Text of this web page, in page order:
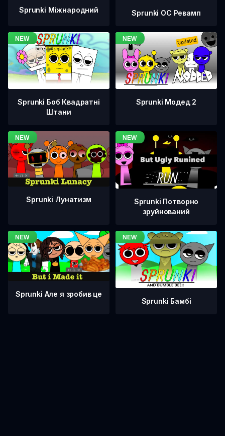
Sprunki Міжнародний Sprunki OC Ревамп
Sprunki Боб Квадратні
Штани
Sprunki Модед 2
Sprunki Лунатизм
Sprunki Потворно
зруйнований
Sprunki Але я зробив це
Sprunki Бамбі